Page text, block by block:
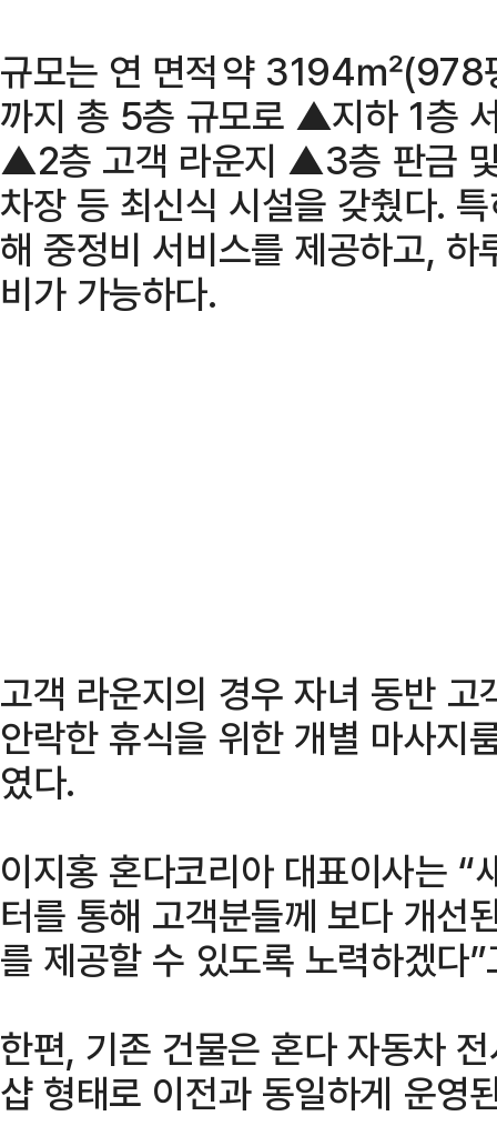
규모는 연 면적 약 3194㎡(978
까지 총 5층 규모로 ▲지하 1층
▲2층 고객 라운지 ▲3층 판금
차장 등 최신식 시설을 갖췄다.
해 중정비 서비스를 제공하고,
비가 가능하다.
고객 라운지의 경우 자녀 동반
안락한 휴식을 위한 개별 마사지
였다.
이지홍 혼다코리아 대표이사는
터를 통해 고객분들께 보다 개선
를 제공할 수 있도록 노력하겠다
한편, 기존 건물은 혼다 자동차
샵 형태로 이전과 동일하게 운영